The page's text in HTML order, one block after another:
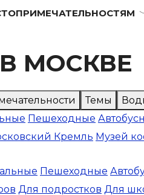
МОСКВЕ
Темы
Пешеходные
Кремль Музей
Пешеходные
Для подростков Для